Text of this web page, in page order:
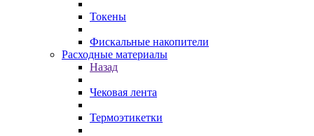
Токены
Фискальные накопители
Расходные материалы
Назад
Чековая лента
Термоэтикетки